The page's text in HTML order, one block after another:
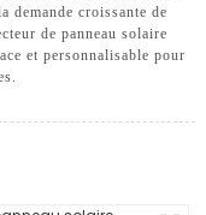
demande croissante de
de panneau solaire
et personnalisable pour